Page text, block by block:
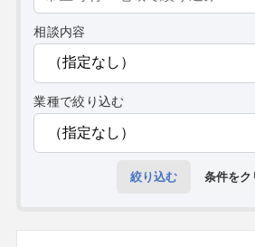
相談内容
業種で絞り込む
絞り込む 条件をク